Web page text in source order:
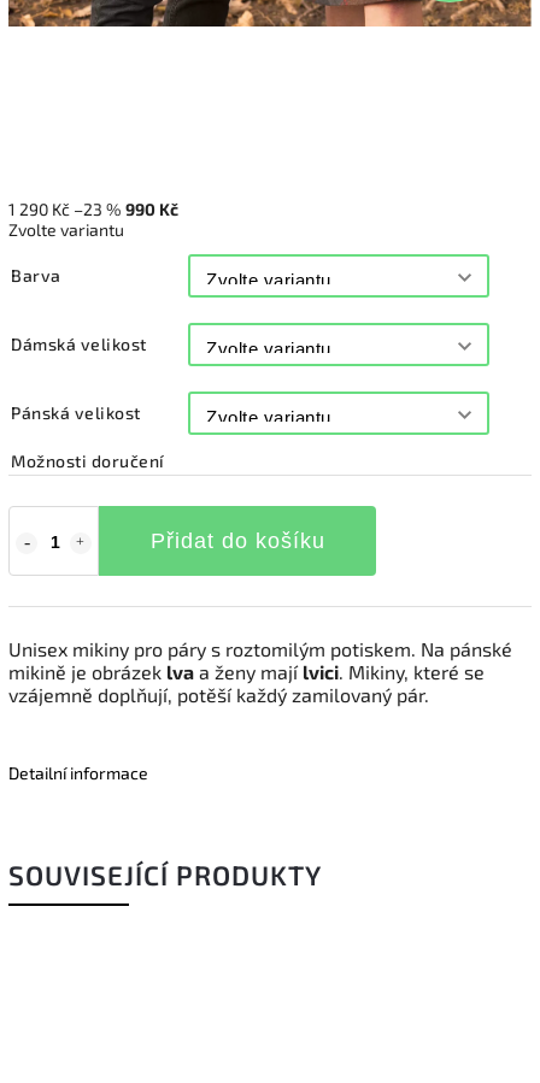
1 290 Kč –23 % 990 Kč
Zvolte variantu
Barva
Dámská velikost
Pánská velikost
Možnosti doručení
Přidat do košíku
Unisex mikiny pro páry s roztomilým potiskem. Na pánské
mikině je obrázek lva a ženy mají lvici. Mikiny, které se
vzájemně doplňují, potěší každý zamilovaný pár.
Detailní informace
SOUVISEJÍCÍ PRODUKTY